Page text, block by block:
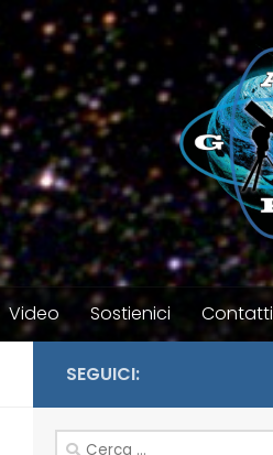
Video Sostienici Contatti
SEGUICI:
Ricerca